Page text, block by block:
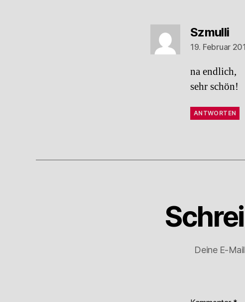
Szmulli
19. Februar
na endlich,
sehr schön!
ANTWORTEN
Deine E-